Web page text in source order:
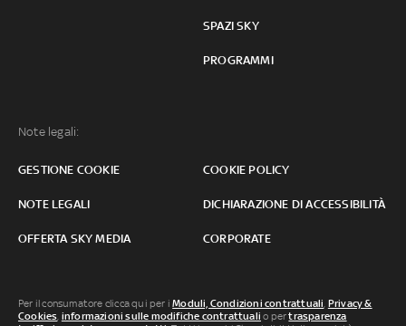
SPAZI SKY
PROGRAMMI
Note legali:
GESTIONE COOKIE COOKIE POLICY
NOTE LEGALI DICHIARAZIONE DI ACCESSIBILITÀ
OFFERTA SKY MEDIA CORPORATE
Per il consumatore clicca qui per iModuli, Condizioni contrattuali, Privacy &
Cookies, informazioni sulle modifiche contrattuali o pertrasparenza